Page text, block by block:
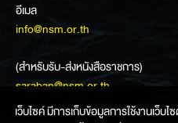
อีเมล
info@nsm.or.th
(สำหรับรับ-ส่งหนังสือราชการ)
saraban@nsm.or.th
เว็บไซค์ มีการเก็บข้อมูลการใช้งานเ